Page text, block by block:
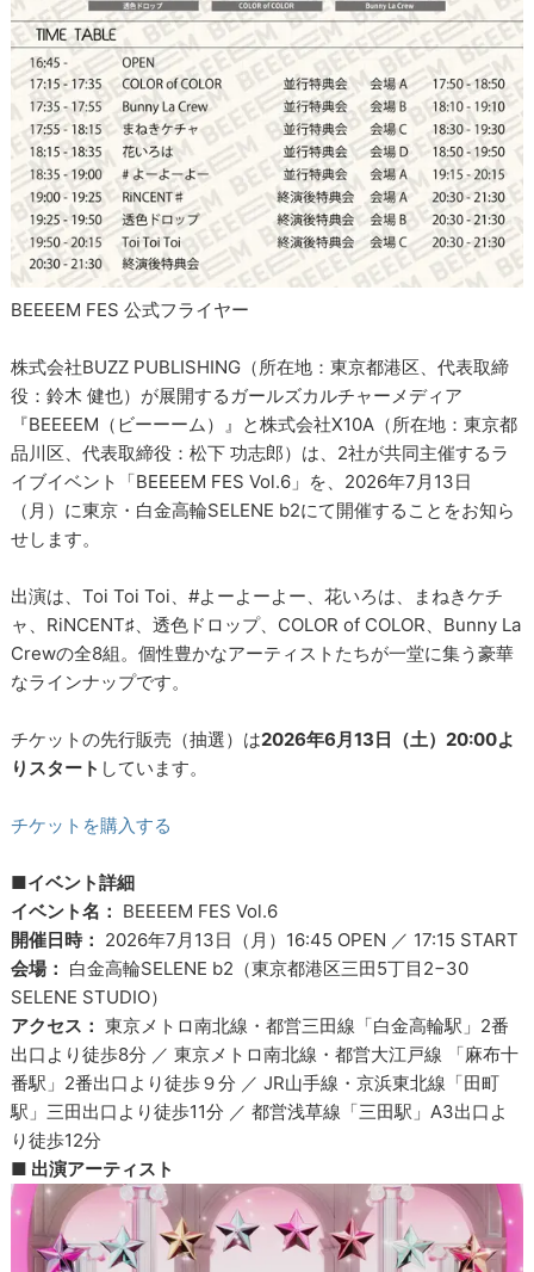
BEEEEM FES 公式フライヤー
株式会社BUZZ PUBLISHING（所在地：東京都港区、代表取締
役：鈴木 健也）が展開するガールズカルチャーメディア
『BEEEEM（ビーーーム）』と株式会社X10A（所在地：東京都
品川区、代表取締役：松下 功志郎）は、2社が共同主催するラ
イブイベント「BEEEEM FES Vol.6」を、2026年7月13日
（月）に東京・白金高輪SELENE b2にて開催することをお知ら
せします。
出演は、Toi Toi Toi、#よーよーよー、花いろは、まねきケチ
ャ、RiNCENT♯、透色ドロップ、COLOR of COLOR、Bunny La
Crewの全8組。個性豊かなアーティストたちが一堂に集う豪華
なラインナップです。
チケットの先行販売（抽選）は2026年6月13日（土）20:00よ
りスタート しています。
チケットを購入する
■イベント詳細
イベント名： BEEEEM FES Vol.6
開催日時： 2026年7月13日（月）16:45 OPEN ／ 17:15 START
会場： 白金高輪SELENE b2（東京都港区三田5丁目2−30
SELENE STUDIO）
アクセス： 東京メトロ南北線・都営三田線「白金高輪駅」2番
出口より徒歩8分 ／ 東京メトロ南北線・都営大江戸線 「麻布十
番駅」2番出口より徒歩９分 ／ JR山手線・京浜東北線「田町
駅」三田出口より徒歩11分 ／ 都営浅草線「三田駅」A3出口よ
り徒歩12分
■ 出演アーティスト